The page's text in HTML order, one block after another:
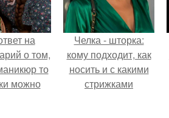
на
о том,
то
можно
Челка - шторка:
кому подходит, как
носить и с какими
стрижками